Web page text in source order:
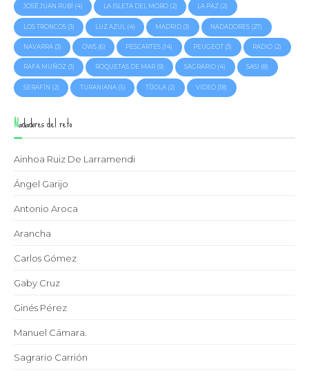
JOSÉ JUAN RUBÍ (4) LA ISLETA DEL MORO(2) LA PAZ (2)
LOS TRONCOS(3) LUZ AZUL (4) MADRID (3) NADADORES (27)
NAVARRA(3) OWS(6) PESCARTES (14) PEUGEOT (3) RADIO (2)
RAFA MUÑOZ(3) ROQUETAS DE MAR(9) SAGRARIO (4) SASI (8)
SERAFÍN (2) TURANIANA(5) TÍJOLA (2) VIDEO (18)
Nadadores del reto
Ainhoa Ruiz De Larramendi
Ángel Garijo
Antonio Aroca
Arancha
Carlos Gómez
Gaby Cruz
Ginés Pérez
Manuel Cámara.
Sagrario Carrión